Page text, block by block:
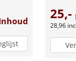
25,-
28,96